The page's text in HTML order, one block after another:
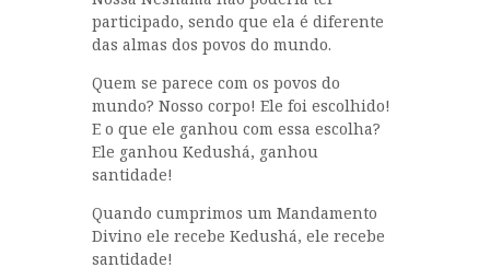
participado, sendo que ela é diferente
das almas dos povos do mundo.
Quem se parece com os povos do
mundo? Nosso corpo! Ele foi escolhido!
E o que ele ganhou com essa escolha?
Ele ganhou Kedushá, ganhou
santidade!
Quando cumprimos um Mandamento
Divino ele recebe Kedushá, ele recebe
santidade!